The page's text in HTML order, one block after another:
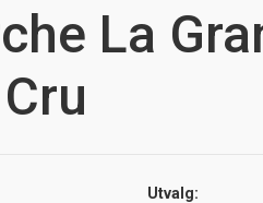
La
Utvalg: